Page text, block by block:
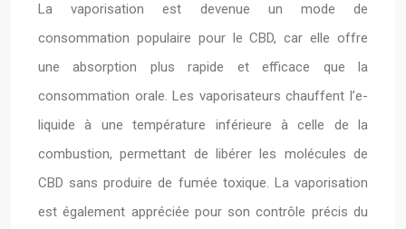
La vaporisation est devenue un mode de
consommation populaire pour le CBD, car elle offre
une absorption plus rapide et efficace que la
consommation orale. Les vaporisateurs chauffent l’e-
liquide à une température inférieure à celle de la
combustion, permettant de libérer les molécules de
CBD sans produire de fumée toxique. La vaporisation
est également appréciée pour son contrôle précis du